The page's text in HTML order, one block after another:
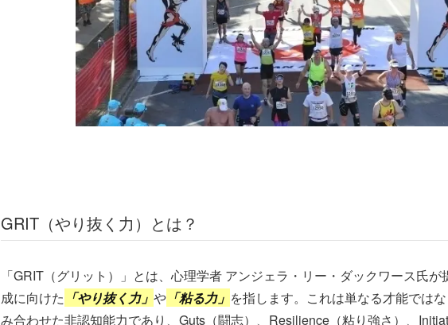
GRIT（やり抜く力）とは？
「GRIT（グリット）」とは、心理学者 アンジェラ・リー・ダックワース氏
成に向けた 「やり抜く力」 や 「粘る力」 を指します。これは単なる才能では
み合わせた非認知能力であり、Guts（闘志）、Resilience（粘り強さ）、